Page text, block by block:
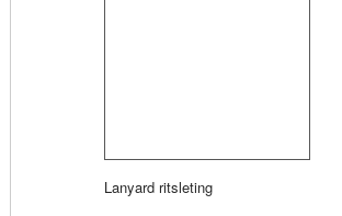
Lanyard ritsleting